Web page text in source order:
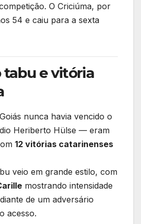
O Criciúma, por
54 e caiu para a sexta
tabu e vitória
nunca havia vencido o
Heriberto Hülse — eram
12 vitórias catarinenses
veio em grande estilo, com
mostrando intensidade
de um adversário
acesso.